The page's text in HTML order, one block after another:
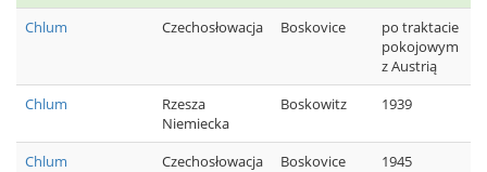
Chlum
Czechosłowacja Boskovice
po traktacie
pokojowym
z Austrią
Chlum
Rzesza
Niemiecka
Boskowitz 1939
Chlum Czechosłowacja Boskovice
1945